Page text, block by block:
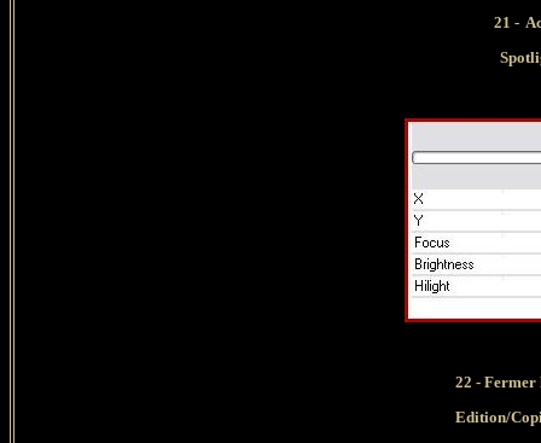
21 -
22 - Fermer
Edition/